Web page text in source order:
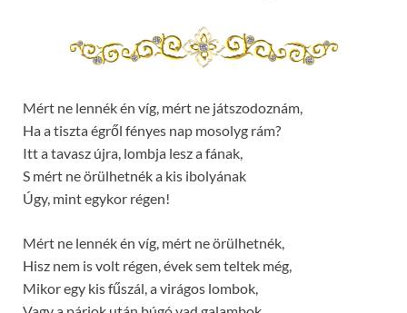
Mért ne lennék én víg, mért ne játszodoznám,
Ha a tiszta égről fényes nap mosolyg rám?
Itt a tavasz újra, lombja lesz a fának,
S mért ne örülhetnék a kis ibolyának
Úgy, mint egykor régen!
Mért ne lennék én víg, mért ne örülhetnék,
Hisz nem is volt régen, évek sem teltek még,
Mikor egy kis fűszál, a virágos lombok,